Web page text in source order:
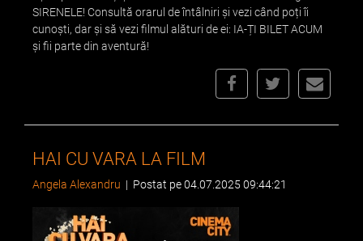
SIRENELE! Consultă orarul de întâlniri și vezi când poți îi
cunoști, dar și să vezi filmul alături de ei: IA-ȚI BILET ACUM
și fii parte din aventură!
HAI CU VARA LA FILM
Angela Alexandru | Postat pe 04.07.2025 09:44:21